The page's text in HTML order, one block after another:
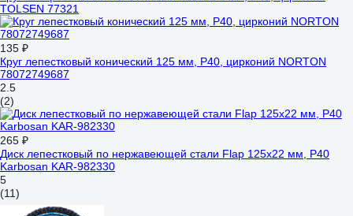
TOLSEN 77321
135 ₽
Круг лепестковый конический 125 мм, Р40, цирконий NORTON
78072749687
2.5
(2)
265 ₽
Диск лепестковый по нержавеющей стали Flap 125x22 мм, Р40
Karbosan KAR-982330
5
(11)